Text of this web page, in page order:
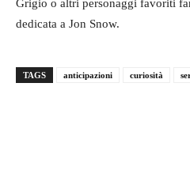
Grigio o altri personaggi favoriti
dedicata a Jon Snow.
TAGS anticipazioni curiosità